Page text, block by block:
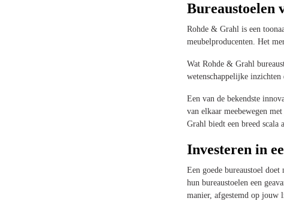
Bureaustoelen
Rohde & Grahl is een
meubelproducenten. Het
Wat Rohde & Grahl
wetenschappelijke
Een van de bekendste
van elkaar meebewegen
Grahl biedt een breed scala
Investeren in
Een goede bureaustoel
hun bureaustoelen een
manier, afgestemd op jouw